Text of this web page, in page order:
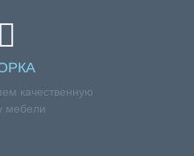
качественную
мебели